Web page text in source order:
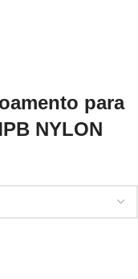
para
NYLON